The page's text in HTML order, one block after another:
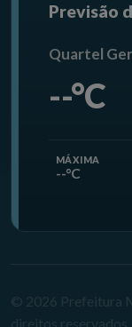
Previsão
Quartel
--°C
MÁXIMA
--°C
© 2026 Prefeitura
direitos reservados.